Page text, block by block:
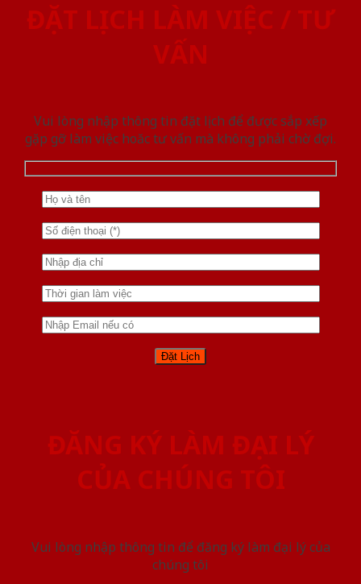
ĐẶT LỊCH LÀM VIỆC / TƯ
VẤN
Vui lòng nhập thông tin đặt lịch để được sắp xếp
gặp gỡ làm việc hoăc tư vấn mà không phải chờ đợi.
ĐĂNG KÝ LÀM ĐẠI LÝ
CỦA CHÚNG TÔI
Vui lòng nhập thông tin để đăng ký làm đại lý của
chúng tôi